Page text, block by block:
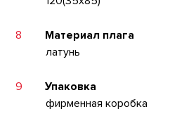
8
Материал плага
латунь
9
Упаковка
фирменная коробка